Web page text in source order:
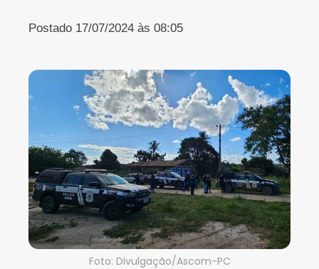
Postado 17/07/2024 às 08:05
Foto: Divulgação/Ascom-PC